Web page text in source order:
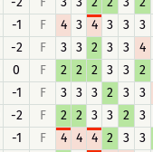
-1 F 4 3 4 3 3
3
-2 F 3 3 2 3 3
4
0 F 2 2 2 3 3
2
-1 F 3 3 3 2 3
3
-2 F 2 2 3 3 2
3
-1 F 4 4 4 2 3
3